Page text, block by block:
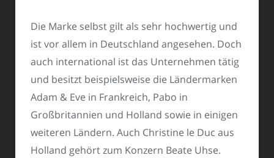
Die Marke selbst gilt als sehr hochwertig und
ist vor allem in Deutschland angesehen. Doch
auch international ist das Unternehmen tätig
und besitzt beispielsweise die Ländermarken
Adam & Eve in Frankreich, Pabo in
Großbritannien und Holland sowie in einigen
weiteren Ländern. Auch Christine le Duc aus
Holland gehört zum Konzern Beate Uhse.